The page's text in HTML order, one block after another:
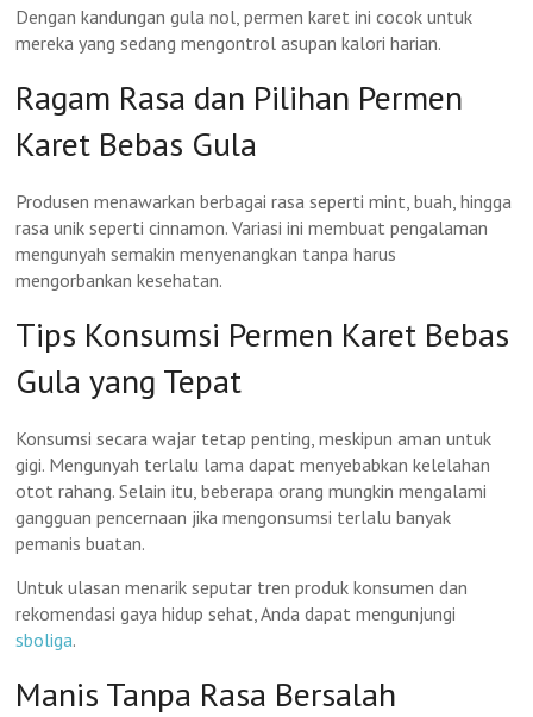
Dengan kandungan gula nol, permen karet ini cocok untuk
mereka yang sedang mengontrol asupan kalori harian.
Ragam Rasa dan Pilihan Permen
Karet Bebas Gula
Produsen menawarkan berbagai rasa seperti mint, buah, hingga
rasa unik seperti cinnamon. Variasi ini membuat pengalaman
mengunyah semakin menyenangkan tanpa harus
mengorbankan kesehatan.
Tips Konsumsi Permen Karet Bebas
Gula yang Tepat
Konsumsi secara wajar tetap penting, meskipun aman untuk
gigi. Mengunyah terlalu lama dapat menyebabkan kelelahan
otot rahang. Selain itu, beberapa orang mungkin mengalami
gangguan pencernaan jika mengonsumsi terlalu banyak
pemanis buatan.
Untuk ulasan menarik seputar tren produk konsumen dan
rekomendasi gaya hidup sehat, Anda dapat mengunjungi
sboliga.
Manis Tanpa Rasa Bersalah